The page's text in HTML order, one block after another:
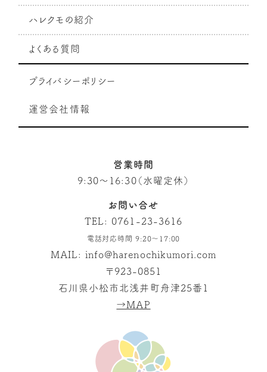
ハレクモの紹介
よくある質問
プライバシーポリシー
運営会社情報
営業時間
9:30～16:30（水曜定休）
お問い合せ
TEL: 0761-23-3616
電話対応時間 9:20～17:00
MAIL:info@harenochikumori.com
〒923-0851
石川県小松市北浅井町舟津25番1
→MAP